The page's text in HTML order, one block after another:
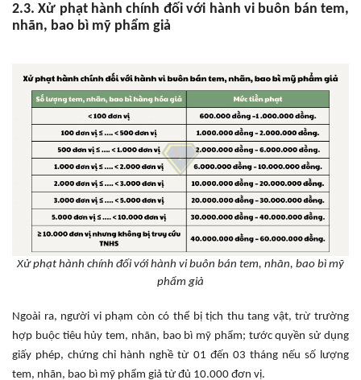
2.3. Xử phạt hành chính đối với hành vi buôn bán tem,
nhãn, bao bì mỹ phẩm giả
Xử phạt hành chính đối với hành vi buôn bán tem, nhãn, bao bì mỹ
phẩm giả
Ngoài ra, người vi phạm còn có thể bị tịch thu tang vật, trừ trường
hợp buộc tiêu hủy tem, nhãn, bao bì mỹ phẩm; tước quyền sử dụng
giấy phép, chứng chỉ hành nghề từ 01 đến 03 tháng nếu số lượng
tem, nhãn, bao bì mỹ phẩm giả từ đủ 10.000 đơn vị.